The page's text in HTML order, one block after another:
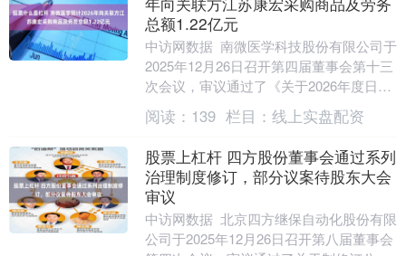
总额1.22亿元
中访网数据 南微医学科技股份有限公司于
2025年12月26日召开第四届董事会第十三
次会议，审议通过了《关于2026年度日常
关联交易额度预计的议案》。根据议
案，....
阅读： 139 栏目： 线上实盘配资
股票上杠杆 四方股份董事会通过系列
治理制度修订，部分议案待股东大会
审议
中访网数据 北京四方继保自动化股份有限
公司于2025年12月26日召开第八届董事会